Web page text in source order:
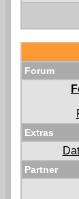
Forum
Extras
Partner